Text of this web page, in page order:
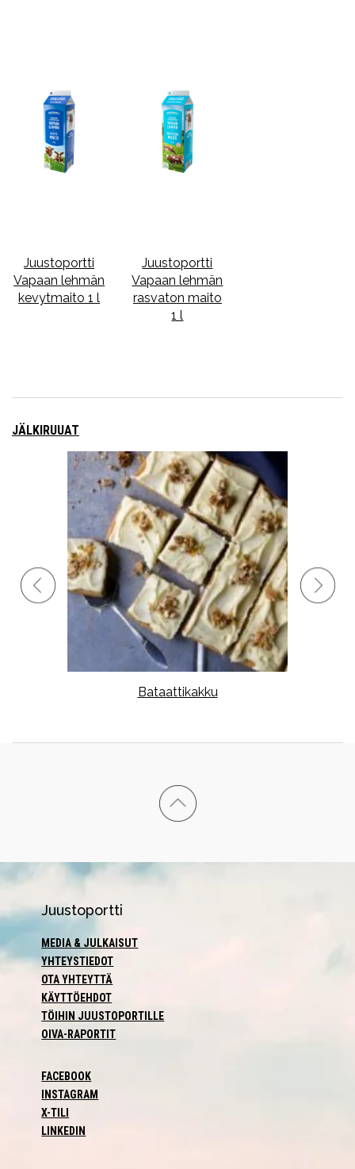
Juustoportti
Vapaan lehmän
kevytmaito 1 l
Juustoportti
Vapaan lehmän
rasvaton maito
1 l
JÄLKIRUUAT
Bataattikakku
Juustoportti
MEDIA & JULKAISUT
YHTEYSTIEDOT
OTA YHTEYTTÄ
KÄYTTÖEHDOT
TÖIHIN JUUSTOPORTILLE
OIVA-RAPORTIT
FACEBOOK
INSTAGRAM
X-TILI
LINKEDIN